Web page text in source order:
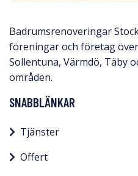
Badrumsrenoveringar
föreningar och företag
Sollentuna, Värmdö, Täby
områden.
SNABBLÄNKAR
Tjänster
Offert